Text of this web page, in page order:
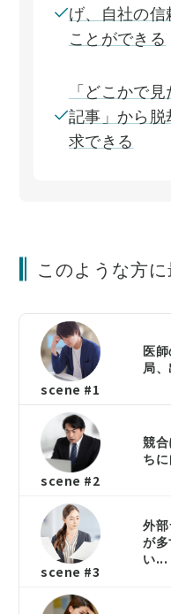
げ、自社の
ことができる
「どこかで
記事」から
求できる
このような方
scene #1
医
局
scene #2
競
ち
scene #3
外
が
い...